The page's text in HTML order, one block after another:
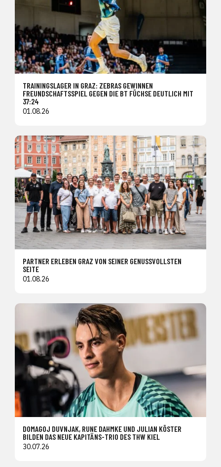
TRAININGSLAGER IN GRAZ: ZEBRAS GEWINNEN
FREUNDSCHAFTSSPIEL GEGEN DIE BT FÜCHSE DEUTLICH MIT
37:24
01.08.26
PARTNER ERLEBEN GRAZ VON SEINER GENUSSVOLLSTEN
SEITE
01.08.26
DOMAGOJ DUVNJAK, RUNE DAHMKE UND JULIAN KÖSTER
BILDEN DAS NEUE KAPITÄNS-TRIO DES THW KIEL
30.07.26